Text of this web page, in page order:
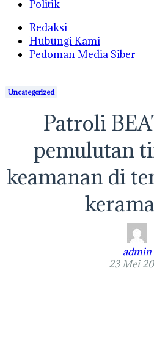
Politik
Redaksi
Hubungi Kami
Pedoman Media Siber
Uncategorized
Patroli
pemulutan
keamanan di
admin
23 Mei